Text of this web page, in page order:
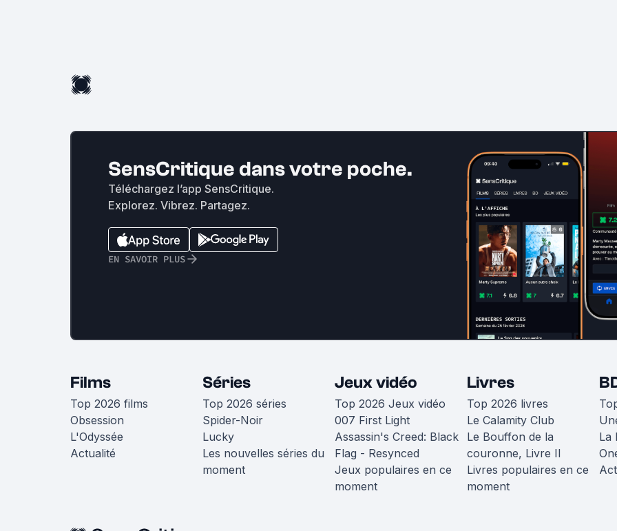
SensCritique dans votre poche.
Téléchargez l’app SensCritique.
Explorez. Vibrez. Partagez.
EN SAVOIR PLUS
Films
Top 2026 films
Obsession
L'Odyssée
Actualité
Séries
Top 2026 séries
Spider-Noir
Lucky
Les nouvelles séries du
moment
Jeux vidéo
Top 2026 Jeux vidéo
007 First Light
Assassin's Creed: Black
Flag - Resynced
Jeux populaires en ce
moment
Livres
Top 2026 livres
Le Calamity Club
Le Bouffon de la
couronne, Livre II
Livres populaires en ce
moment
La